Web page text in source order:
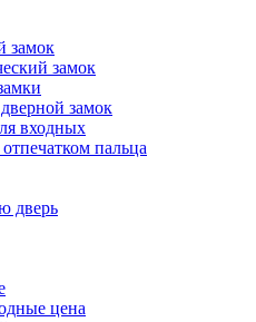
замок
замок
замок
входных
пальца
дверь
цена